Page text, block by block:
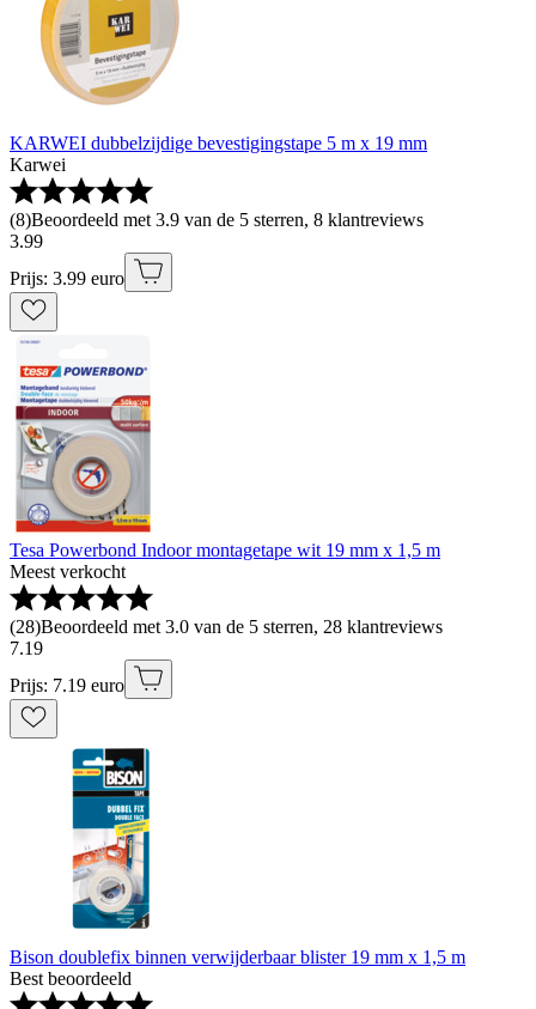
KARWEI dubbelzijdige bevestigingstape 5 m x 19 mm
Karwei
(8)Beoordeeld met 3.9 van de 5 sterren, 8 klantreviews
3.99
Prijs: 3.99 euro
Tesa Powerbond Indoor montagetape wit 19 mm x 1,5 m
Meest verkocht
(28)Beoordeeld met 3.0 van de 5 sterren, 28 klantreviews
7.19
Prijs: 7.19 euro
Bison doublefix binnen verwijderbaar blister 19 mm x 1,5 m
Best beoordeeld